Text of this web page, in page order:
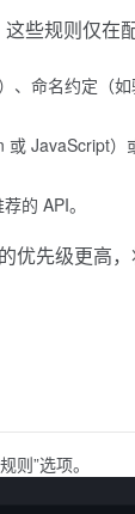
些规则仅在
、命名约定（
JavaScript）
的 API。
优先级更高
则”选项。